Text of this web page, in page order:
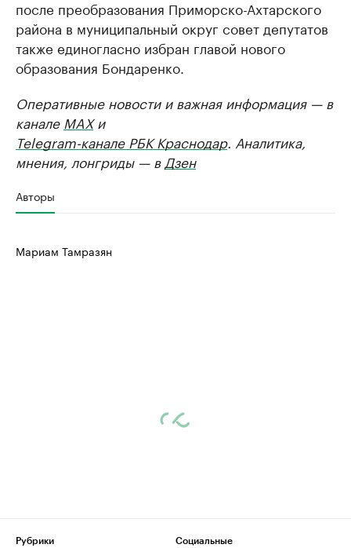
после преобразования Приморско-Ахтарского
района в муниципальный округ совет депутатов
также единогласно избран главой нового
образования Бондаренко.
Оперативные новости и важная информация — в
канале MAXи
Telegram-канале РБК Краснодар. Аналитика,
мнения, лонгриды — в Дзен
Авторы
Мариам Тамразян
Рубрики
Социальные